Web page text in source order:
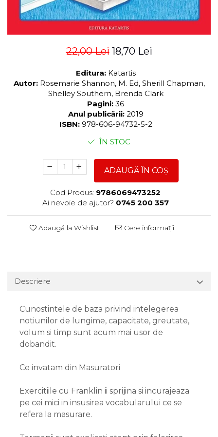
22,00 Lei 18,70 Lei
Editura: Katartis
Autor: Rosemarie Shannon, M. Ed, Sherill Chapman,
Shelley Southern, Brenda Clark
Pagini: 36
Anul publicării: 2019
ISBN: 978-606-94732-5-2
ÎN STOC
ADAUGĂ ÎN COȘ
Cod Produs: 9786069473252
Ai nevoie de ajutor? 0745 200 357
Adaugă la Wishlist Cere informații
Descriere
Cunostintele de baza privind intelegerea
notiunilor de lungime, capacitate, greutate,
volum si timp sunt acum mai usor de
dobandit.
Ce invatam din Masuratori
Exercitiile cu Franklin ii sprijina si incurajeaza
pe cei mici in insusirea vocabularului ce se
refera la masurare.